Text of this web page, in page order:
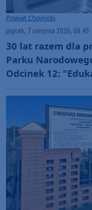
Powiat Chojnicki
piątek, 7 sierpnia 2026, 08:45
30 lat razem dla
Parku
Odcinek 12: